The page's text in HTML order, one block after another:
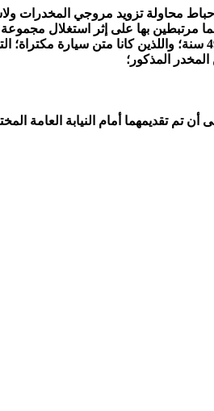
بها على إثر استغلال مجموعة
أن تم تقديمهما أمام النيابة